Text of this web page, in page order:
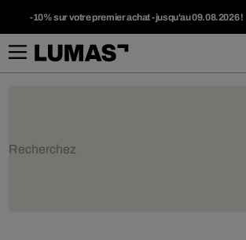
-10% sur votre premier achat - jusqu'au 09.08.2026 !